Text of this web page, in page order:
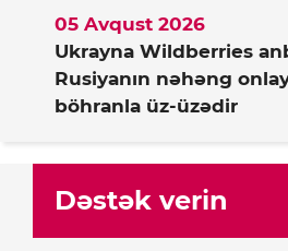
Ukrayna Wildberries
Rusiyanın nəhəng
böhranla üz-üzədir
05 Avqust 2026
Dəstək verin